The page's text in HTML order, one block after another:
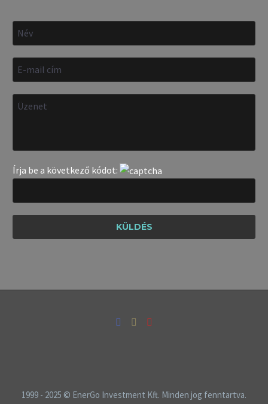
Írja be a következő kódot:
1999 - 2025 © EnerGo Investment Kft. Minden jog fenntartva.